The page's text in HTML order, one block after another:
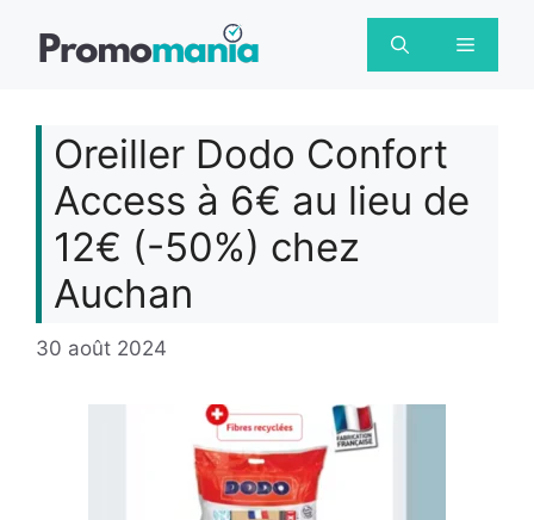
Menu
Oreiller Dodo Confort
Access à 6€ au lieu de
12€ (-50%) chez
Auchan
30 août 2024